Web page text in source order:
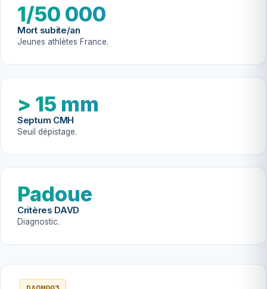
1/50 000
Mort subite/an
Jeunes athlètes France.
> 15 mm
Septum CMH
Seuil dépistage.
Padoue
Critères DAVD
Diagnostic.